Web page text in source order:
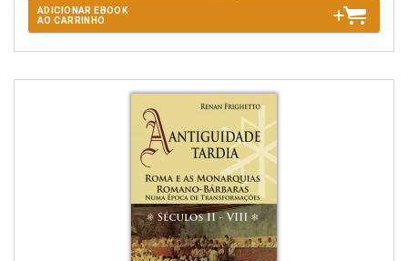
ADICIONAR EBOOK
AO CARRINHO